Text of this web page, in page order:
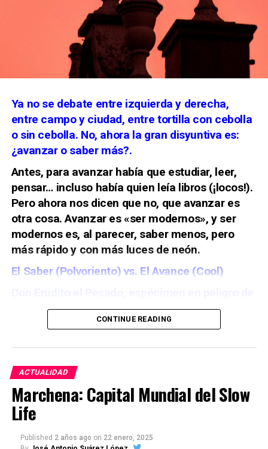
Ya no se debate entre izquierda y derecha,
entre campo y ciudad, entre tortilla con cebolla
o sin cebolla. No, ahora la gran disyuntiva es:
¿avanzar o saber más?.
Antes, para avanzar había que estudiar, leer,
pensar… incluso había quien leía libros (¡locos!).
Pero ahora nos dicen que no, que avanzar es
otra cosa. Avanzar es «ser modernos», y ser
modernos es, al parecer, saber menos, pero
más rápido y con más luces de neón.
El Saber (Polvoriento) vs. El Avance (Cool)
extinciónes de esos que, cuando le preguntas
por una iglesia en Marchena, no solo te dice el
almohade, y que en su interior se conservan
frescos renacentistas de influencia florentina.»
¡Cállate ya, hombre! ¿Para qué queremos saber
tanto? ¿Para aburrirnos? ¿Para no poder ver
TikToks tranquilos?.
CONTINUE READING
ACTUALIDAD
Marchena: Capital Mundial del Slow
Life
Published 2 años ago on 22 enero, 2025